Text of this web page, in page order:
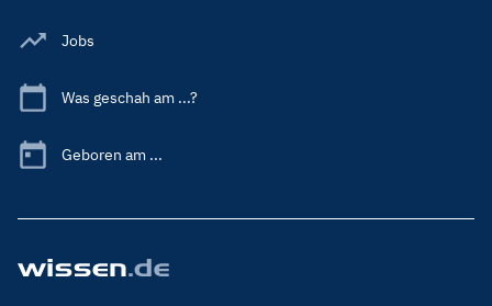
Jobs
Was geschah am ...?
Geboren am ...